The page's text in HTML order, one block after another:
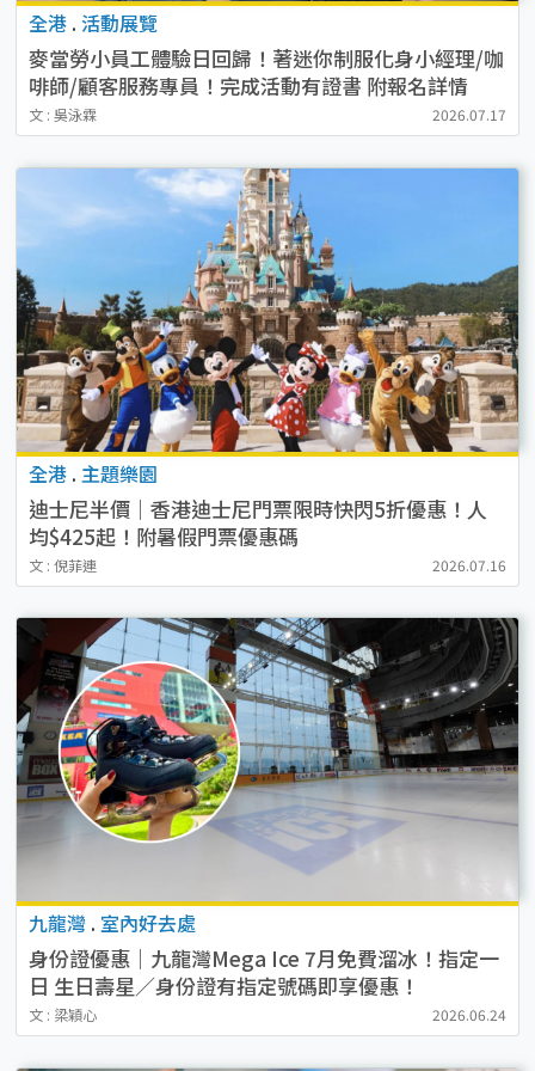
全港 . 活動展覽
麥當勞小員工體驗日回歸！著迷你制服化身小經理/咖
啡師/顧客服務專員！完成活動有證書 附報名詳情
文 : 吳泳霖 2026.07.17
全港 . 主題樂園
迪士尼半價｜香港迪士尼門票限時快閃5折優惠！人
均$425起！附暑假門票優惠碼
文 : 倪菲連 2026.07.16
九龍灣 . 室內好去處
身份證優惠｜九龍灣Mega Ice 7月免費溜冰！指定一
日 生日壽星／身份證有指定號碼即享優惠！
文 : 梁穎心 2026.06.24